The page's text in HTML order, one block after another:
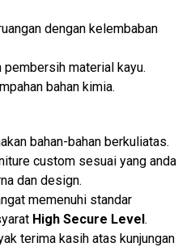
dengan kelembaban
pembersih material kayu.
bahan kimia.
bahan-bahan berkuliatas.
custom sesuai yang anda
dan design.
memenuhi standar
High Secure Level.
terima kasih atas kunjungan